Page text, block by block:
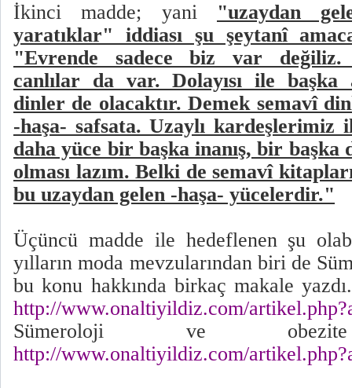
İkinci madde; yani
"uzaydan
yaratıklar" iddiası şu şeytanî
"Evrende sadece biz var değiliz.
canlılar da var. Dolayısı ile başka
dinler de olacaktır. Demek semavî
-haşa- safsata. Uzaylı kardeşlerimiz
daha yüce bir başka inanış, bir başka
olması lazım. Belki de semavî
bu uzaydan gelen -haşa- yücelerdir."
Üçüncü madde ile hedeflenen şu
yılların moda mevzularından biri de
bu konu hakkında birkaç makale
http://www.onaltiyildiz.com/
Sümeroloji ve obezite
http://www.onaltiyildiz.com/